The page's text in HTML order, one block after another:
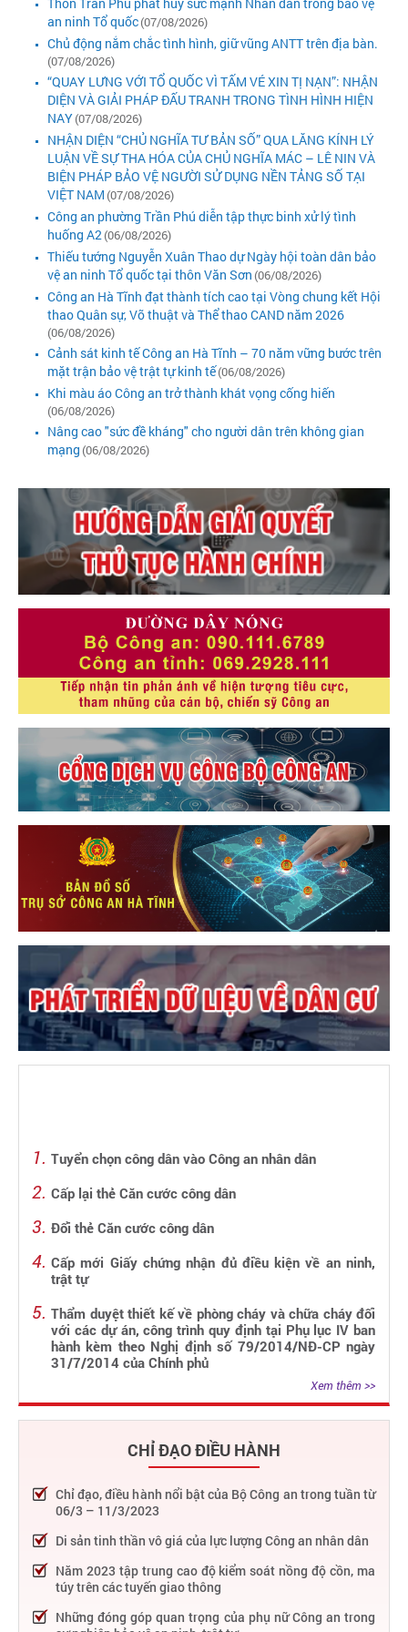
an ninh Tổ quốc(07/08/2026)
Chủ động nắm chắc tình hình, giữ vũng ANTT trên địa bàn.
(07/08/2026)
“QUAY LƯNG VỚI TỔ QUỐC VÌ TẤM VÉ XIN TỊ NẠN”: NHẬN
DIỆN VÀ GIẢI PHÁP ĐẤU TRANH TRONG TÌNH HÌNH HIỆN
NAY(07/08/2026)
NHẬN DIỆN “CHỦ NGHĨA TƯ BẢN SỐ” QUA LĂNG KÍNH LÝ
LUẬN VỀ SỰ THA HÓA CỦA CHỦ NGHĨA MÁC – LÊ NIN VÀ
BIỆN PHÁP BẢO VỆ NGƯỜI SỬ DỤNG NỀN TẢNG SỐ TẠI
VIỆT NAM (07/08/2026)
Công an phường Trần Phú diễn tập thực binh xử lý tình
huống A2(06/08/2026)
Thiếu tướng Nguyễn Xuân Thao dự Ngày hội toàn dân bảo
vệ an ninh Tổ quốc tại thôn Văn Sơn (06/08/2026)
Công an Hà Tĩnh đạt thành tích cao tại Vòng chung kết Hội
thao Quân sự, Võ thuật và Thể thao CAND năm 2026
(06/08/2026)
Cảnh sát kinh tế Công an Hà Tĩnh – 70 năm vững bước trên
mặt trận bảo vệ trật tự kinh tế(06/08/2026)
Khi màu áo Công an trở thành khát vọng cống hiến
(06/08/2026)
Nâng cao "sức đề kháng" cho người dân trên không gian
mạng (06/08/2026)
Tuyển chọn công dân vào Công an nhân dân
Cấp lại thẻ Căn cước công dân
Đổi thẻ Căn cước công dân
Cấp mới Giấy chứng nhận đủ điều kiện về an ninh,
trật tự
Thẩm duyệt thiết kế về phòng cháy và chữa cháy đối
với các dự án, công trình quy định tại Phụ lục IV ban
hành kèm theo Nghị định số 79/2014/NĐ-CP ngày
31/7/2014 của Chính phủ
Xem thêm >>
CHỈ ĐẠO ĐIỀU HÀNH
Chỉ đạo, điều hành nổi bật của Bộ Công an trong tuần từ
06/3 – 11/3/2023
Di sản tinh thần vô giá của lực lượng Công an nhân dân
Năm 2023 tập trung cao độ kiểm soát nồng độ cồn, ma
túy trên các tuyến giao thông
Những đóng góp quan trọng của phụ nữ Công an trong